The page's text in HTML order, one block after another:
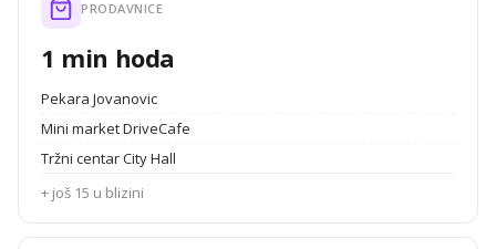
PRODAVNICE
1 min hoda
Pekara Jovanovic
Mini market DriveCafe
Tržni centar City Hall
+ još 15 u blizini